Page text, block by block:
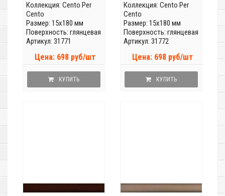
Коллекция: Cento Per
Cento
Размер: 15x180 мм
Поверхность: глянцевая
Артикул: 31771
Цена: 698 руб/шт
КУПИТЬ
Коллекция: Cento Per
Cento
Размер: 15x180 мм
Поверхность: глянцевая
Артикул: 31772
Цена: 698 руб/шт
КУПИТЬ